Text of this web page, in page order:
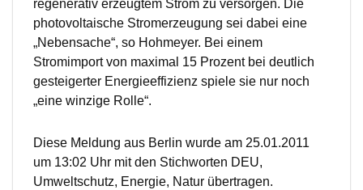
regenerativ erzeugtem Strom zu versorgen. Die
photovoltaische Stromerzeugung sei dabei eine
„Nebensache“, so Hohmeyer. Bei einem
Stromimport von maximal 15 Prozent bei deutlich
gesteigerter Energieeffizienz spiele sie nur noch
„eine winzige Rolle“.
Diese Meldung aus Berlin wurde am 25.01.2011
um 13:02 Uhr mit den Stichworten DEU,
Umweltschutz, Energie, Natur übertragen.